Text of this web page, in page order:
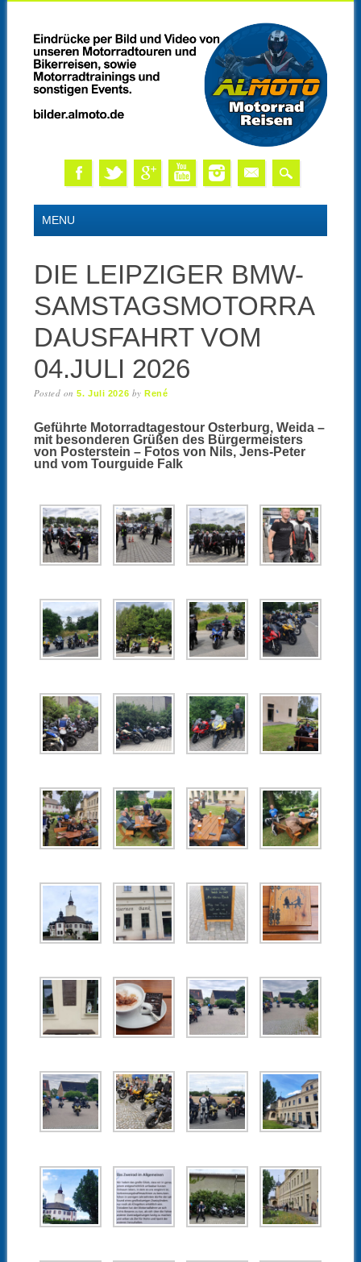
MAIN MENU
MENU
DIE LEIPZIGER BMW-
SAMSTAGSMOTORRA
DAUSFAHRT VOM
04.JULI 2026
Posted on5. Juli 2026 byRené
Geführte Motorradtagestour Osterburg, Weida –
mit besonderen Grüßen des Bürgermeisters
von Posterstein – Fotos von Nils, Jens-Peter
und vom Tourguide Falk